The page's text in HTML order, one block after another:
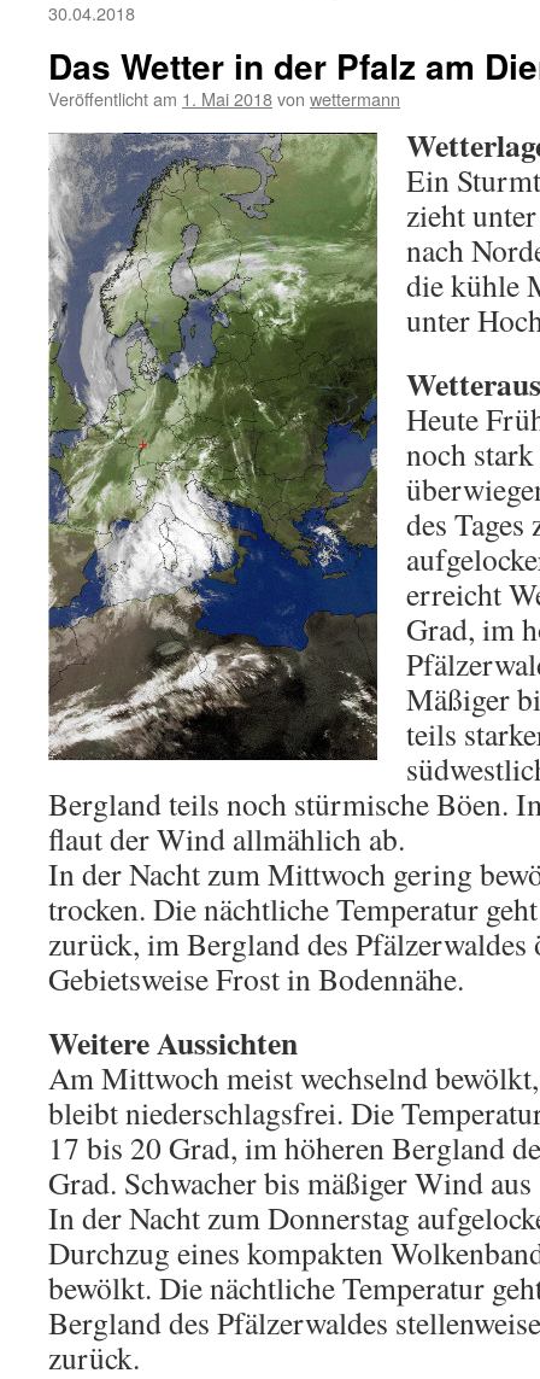
30.04.2018
Das Wetter in der Pfalz am
Veröffentlicht am 1. Mai 2018von wettermann
Ein
zieht
nach
die kühle
unter
Heute
noch
des Tages
erreicht
Grad, im
Mäßiger
teils
Bergland teils noch stürmische Böen.
flaut der Wind allmählich ab.
In der Nacht zum Mittwoch gering
trocken. Die nächtliche Temperatur
zurück, im Bergland des
Gebietsweise Frost in Bodennähe.
Weitere Aussichten
Am Mittwoch meist wechselnd
bleibt niederschlagsfrei. Die
17 bis 20 Grad, im höheren Bergland
Grad. Schwacher bis mäßiger Wind
In der Nacht zum Donnerstag
Durchzug eines kompakten
bewölkt. Die nächtliche Temperatur
Bergland des Pfälzerwaldes
zurück.